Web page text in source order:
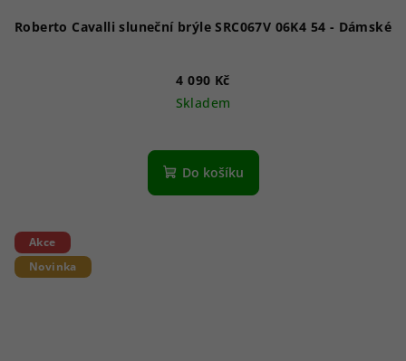
Roberto Cavalli sluneční brýle SRC067V 06K4 54 - Dámské
4 090 Kč
Skladem
Do košíku
Akce
Novinka